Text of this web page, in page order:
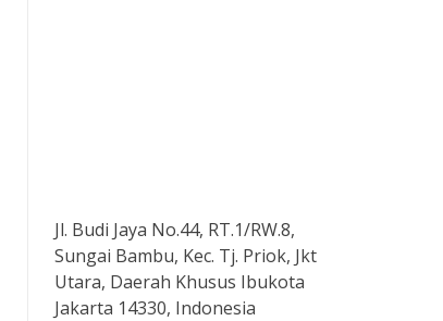
Jl. Budi Jaya No.44, RT.1/RW.8,
Sungai Bambu, Kec. Tj. Priok, Jkt
Utara, Daerah Khusus Ibukota
Jakarta 14330, Indonesia